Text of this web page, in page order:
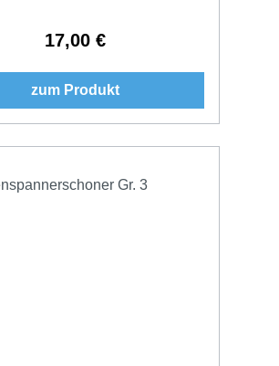
Regulärer Preis:
17,00 €
zum Produkt